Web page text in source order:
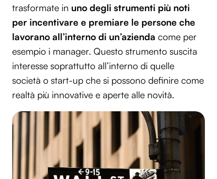
trasformate in uno degli strumenti più noti
per incentivare e premiare le persone che
lavorano all’interno di un’azienda come per
esempio i manager. Questo strumento suscita
interesse soprattutto all’interno di quelle
società o start-up che si possono definire come
realtà più innovative e aperte alle novità.